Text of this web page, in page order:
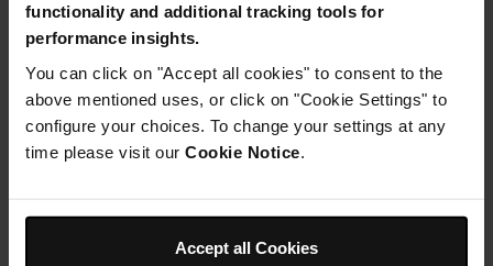
functionality and additional tracking tools for
performance insights.
You can click on "Accept all cookies" to consent to the
above mentioned uses, or click on "Cookie Settings" to
configure your choices. To change your settings at any
time please visit our Cookie Notice
Accept all Cookies
Instructions
Placez le poulet congelé et la salsa dans le pot de
cuisson du multicuiseur Ninja Foodi. Assemblez le